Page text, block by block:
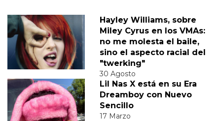
Hayley Williams, sobre
Miley Cyrus en los VMAs:
no me molesta el baile,
sino el aspecto racial del
"twerking"
30 Agosto
Lil Nas X está en su Era
Dreamboy con Nuevo
Sencillo
17 Marzo